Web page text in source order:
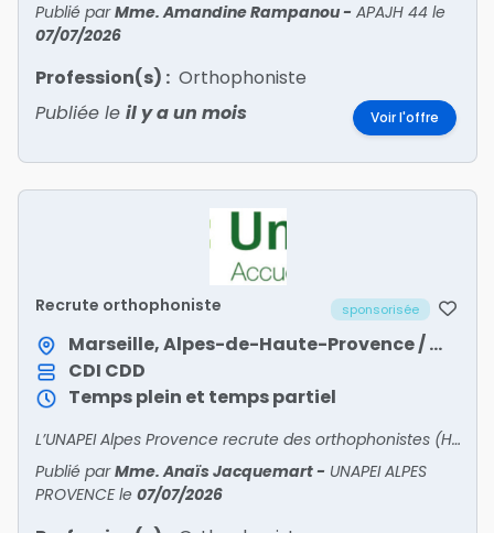
Publié parMme. Amandine Rampanou- APAJH 44 le
07/07/2026
Profession(s) : Orthophoniste
Publiée le il y a un mois Voir l'offre
Recrute orthophoniste sponsorisée
Marseille, Alpes-de-Haute-Provence / Provence-Alpes-Côte d'Azur
CDI CDD
Temps plein et temps partiel
L’UNAPEI Alpes Provence recrute des orthophonistes (H/F).Affiliée au réseau Unapei, l’Unapei Alpes Provence accompagne des enfants, des adolescents, des adultes et des personnes vieillissantes c
Publié parMme. Anaïs Jacquemart- UNAPEI ALPES
PROVENCEle 07/07/2026